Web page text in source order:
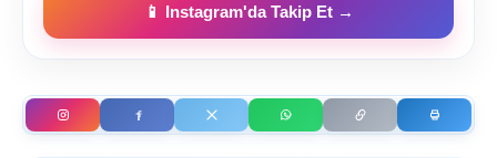
📱 Instagram'da Takip Et →